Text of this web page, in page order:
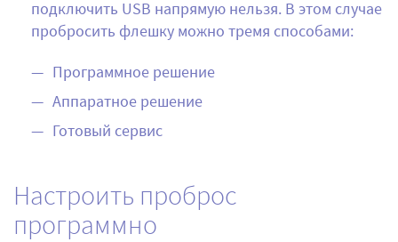
подключить USB напрямую нельзя. В этом случае
пробросить флешку можно тремя способами:
Программное решение
Аппаратное решение
Готовый сервис
Настроить проброс
программно